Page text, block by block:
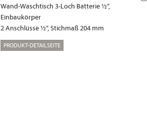
Wand-Waschtisch 3-Loch Batterie ½“,
Einbaukörper
2 Anschlüsse ½“, Stichmaß 204 mm
PRODUKT-DETAILSEITE